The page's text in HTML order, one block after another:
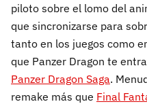
piloto sobre el lomo del
que sincronizarse para
tanto en los juegos como
que Panzer Dragon te
Panzer Dragon Saga.
remake más que Final